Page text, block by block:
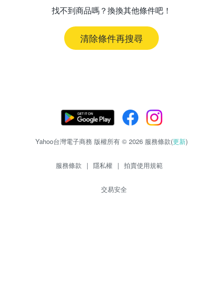
找不到商品嗎？換換其他條件吧！
清除條件再搜尋
Yahoo台灣電子商務 版權所有 © 2026 服務條款(更新)
服務條款 | 隱私權 | 拍賣使用規範
交易安全